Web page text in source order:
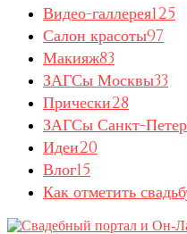
Видео-галлерея125
Салон красоты97
Макияж83
ЗАГСы Москвы33
Прически28
ЗАГСы Санкт-
Идеи20
Влог15
Как отметить